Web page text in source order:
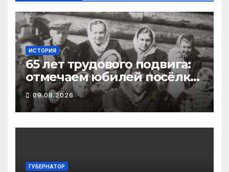
ИСТОРИЯ
65 лет трудового подвига:
отмечаем юбилей посёлка
Важский в Виноградовском
округе
09.08.2026
ГУБЕРНАТОР